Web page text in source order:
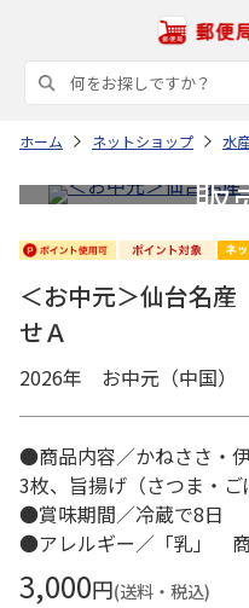
ホーム ネットショップ 水
＜お中元＞仙台名
せＡ
2026年 お中元（中国）
●商品内容／かねささ・
3枚、旨揚げ（さつま・
●賞味期間／冷蔵で8日
●アレルギー／「乳」
3,000円(送料・税込)